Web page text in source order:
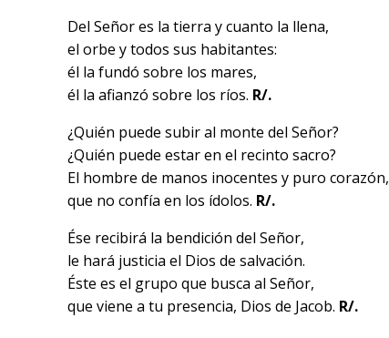
Del Señor es la tierra y cuanto la llena,
el orbe y todos sus habitantes:
él la fundó sobre los mares,
él la afianzó sobre los ríos. R/.
¿Quién puede subir al monte del Señor?
¿Quién puede estar en el recinto sacro?
El hombre de manos inocentes y puro corazón,
que no confía en los ídolos. R/.
Ése recibirá la bendición del Señor,
le hará justicia el Dios de salvación.
Éste es el grupo que busca al Señor,
que viene a tu presencia, Dios de Jacob. R/.